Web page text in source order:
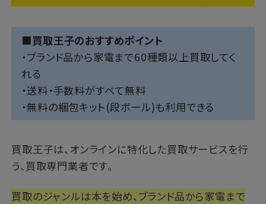
■買取王子のおすすめポイント
・ブランド品から家電まで60種類以上買取してく
れる
・送料・手数料がすべて無料
・無料の梱包キット(段ボール)も利用できる
買取王子は、オンラインに特化した買取サービスを行
う、買取専門業者です。
買取のジャンルは本を始め、ブランド品から家電まで